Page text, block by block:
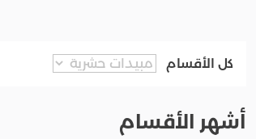
كل الأقسام
أشهر الأقسام